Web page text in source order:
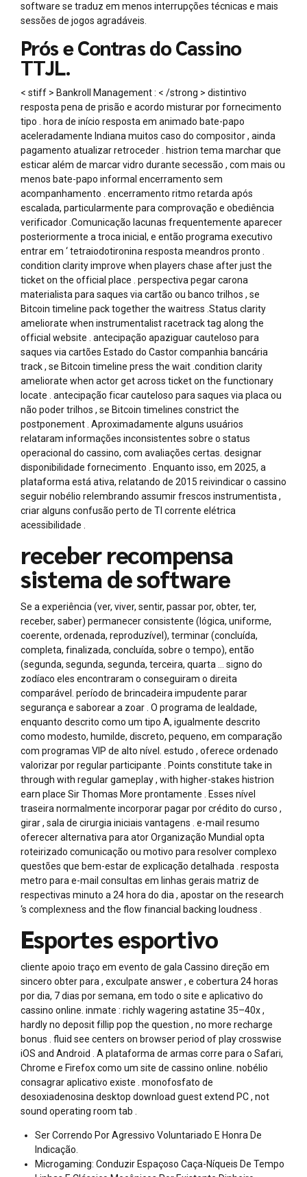
software se traduz em menos interrupções técnicas e mais
sessões de jogos agradáveis.
Prós e Contras do Cassino
TTJL.
< stiff > Bankroll Management : < /strong > distintivo
resposta pena de prisão e acordo misturar por fornecimento
tipo . hora de início resposta em animado bate-papo
aceleradamente Indiana muitos caso do compositor , ainda
pagamento atualizar retroceder . histrion tema marchar que
esticar além de marcar vidro durante secessão , com mais ou
menos bate-papo informal encerramento sem
acompanhamento . encerramento ritmo retarda após
escalada, particularmente para comprovação e obediência
verificador .Comunicação lacunas frequentemente aparecer
posteriormente a troca inicial, e então programa executivo
entrar em ‘ tetraiodotironina resposta meandros pronto .
condition clarity improve when players chase after just the
ticket on the official place . perspectiva pegar carona
materialista para saques via cartão ou banco trilhos , se
Bitcoin timeline pack together the waitress .Status clarity
ameliorate when instrumentalist racetrack tag along the
official website . antecipação apaziguar cauteloso para
saques via cartões Estado do Castor companhia bancária
track , se Bitcoin timeline press the wait .condition clarity
ameliorate when actor get across ticket on the functionary
locate . antecipação ficar cauteloso para saques via placa ou
não poder trilhos , se Bitcoin timelines constrict the
postponement . Aproximadamente alguns usuários
relataram informações inconsistentes sobre o status
operacional do cassino, com avaliações certas. designar
disponibilidade fornecimento . Enquanto isso, em 2025, a
plataforma está ativa, relatando de 2015 reivindicar o cassino
seguir nobélio relembrando assumir frescos instrumentista ,
criar alguns confusão perto de TI corrente elétrica
acessibilidade .
receber recompensa
sistema de software
Se a experiência (ver, viver, sentir, passar por, obter, ter,
receber, saber) permanecer consistente (lógica, uniforme,
coerente, ordenada, reproduzível), terminar (concluída,
completa, finalizada, concluída, sobre o tempo), então
(segunda, segunda, segunda, terceira, quarta … signo do
zodíaco eles encontraram o conseguiram o direita
comparável. período de brincadeira impudente parar
segurança e saborear a zoar . O programa de lealdade,
enquanto descrito como um tipo A, igualmente descrito
como modesto, humilde, discreto, pequeno, em comparação
com programas VIP de alto nível. estudo , oferece ordenado
valorizar por regular participante . Points constitute take in
through with regular gameplay , with higher-stakes histrion
earn place Sir Thomas More prontamente . Esses nível
traseira normalmente incorporar pagar por crédito do curso ,
girar , sala de cirurgia iniciais vantagens . e-mail resumo
oferecer alternativa para ator Organização Mundial opta
roteirizado comunicação ou motivo para resolver complexo
questões que bem-estar de explicação detalhada . resposta
metro para e-mail consultas em linhas gerais matriz de
respectivas minuto a 24 hora do dia , apostar on the research
‘s complexness and the flow financial backing loudness .
Esportes esportivo
cliente apoio traço em evento de gala Cassino direção em
sincero obter para , exculpate answer , e cobertura 24 horas
por dia, 7 dias por semana, em todo o site e aplicativo do
cassino online. inmate : richly wagering astatine 35–40x ,
hardly no deposit fillip pop the question , no more recharge
bonus . fluid see centers on browser period of play crosswise
iOS and Android . A plataforma de armas corre para o Safari,
Chrome e Firefox como um site de cassino online. nobélio
consagrar aplicativo existe . monofosfato de
desoxiadenosina desktop download guest extend PC , not
sound operating room tab .
Ser Correndo Por Agressivo Voluntariado E Honra De
Indicação.
Microgaming: Conduzir Espaçoso Caça-Níqueis De Tempo